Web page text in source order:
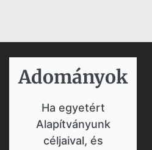
Adományok​
Ha egyetért
Alapítványunk
céljaival, és